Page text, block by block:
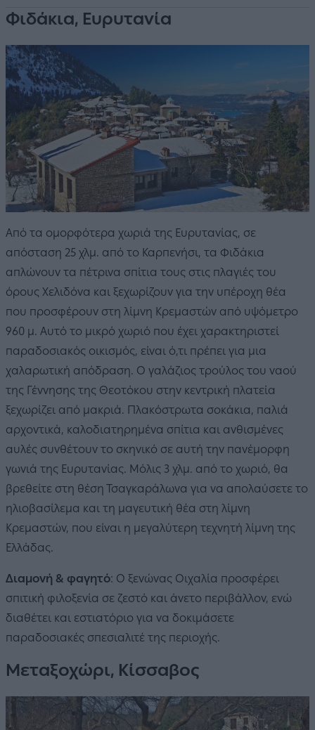
Φιδάκια, Ευρυτανία
Από τα ομορφότερα χωριά της Ευρυτανίας, σε
απόσταση 25 χλμ. από το Καρπενήσι, τα Φιδάκια
απλώνουν τα πέτρινα σπίτια τους στις πλαγιές του
όρους Χελιδόνα και ξεχωρίζουν για την υπέροχη θέα
που προσφέρουν στη λίμνη Κρεμαστών από υψόμετρο
960 μ. Αυτό το μικρό χωριό που έχει χαρακτηριστεί
παραδοσιακός οικισμός, είναι ό,τι πρέπει για μια
χαλαρωτική απόδραση. Ο γαλάζιος τρούλος του ναού
της Γέννησης της Θεοτόκου στην κεντρική πλατεία
ξεχωρίζει από μακριά. Πλακόστρωτα σοκάκια, παλιά
αρχοντικά, καλοδιατηρημένα σπίτια και ανθισμένες
αυλές συνθέτουν το σκηνικό σε αυτή την πανέμορφη
γωνιά της Ευρυτανίας. Μόλις 3 χλμ. από το χωριό, θα
βρεθείτε στη θέση Τσαγκαράλωνα για να απολαύσετε το
ηλιοβασίλεμα και τη μαγευτική θέα στη λίμνη
Κρεμαστών, που είναι η μεγαλύτερη τεχνητή λίμνη της
Ελλάδας.
Διαμονή & φαγητό: Ο ξενώνας Οιχαλία προσφέρει
σπιτική φιλοξενία σε ζεστό και άνετο περιβάλλον, ενώ
διαθέτει και εστιατόριο για να δοκιμάσετε
παραδοσιακές σπεσιαλιτέ της περιοχής.
Μεταξοχώρι, Κίσσαβος